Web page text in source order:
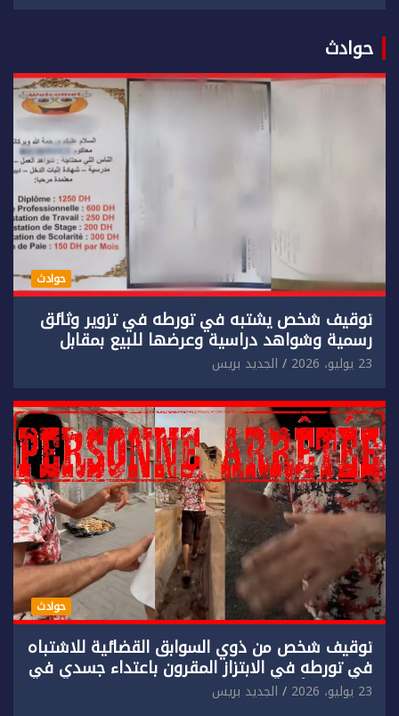
حوادث
حوادث
توقيف شخص يشتبه في تورطه في تزوير وثائق
رسمية وشواهد دراسية وعرضها للبيع بمقابل
مادي.
23 يوليو، 2026 الجديد بريس
حوادث
توقيف شخص من ذوي السوابق القضائية للاشتباه
في تورطه في الابتزاز المقرون باعتداء جسدي في
حق سائح أجنبي.
23 يوليو، 2026 الجديد بريس